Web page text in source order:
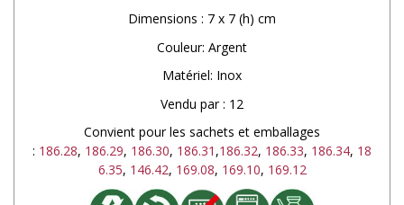
Dimensions : 7 x 7 (h) cm
Couleur: Argent
Matériel: Inox
Vendu par : 12
Convient pour les sachets et emballages
: 186.28, 186.29, 186.30, 186.31 ,186.32, 186.33, 186.34, 18
6.35, 146.42, 169.08, 169.10, 169.12